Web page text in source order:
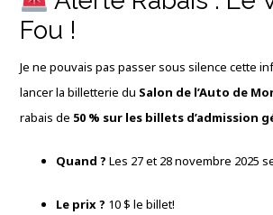
Fou !
Je ne pouvais pas passer sous silence cette
lancer la billetterie du Salon de l’Auto de
rabais de 50 % sur les billets d’admission
Quand ? Les 27 et 28 novembre 2025
Le prix ? 10 $ le billet!